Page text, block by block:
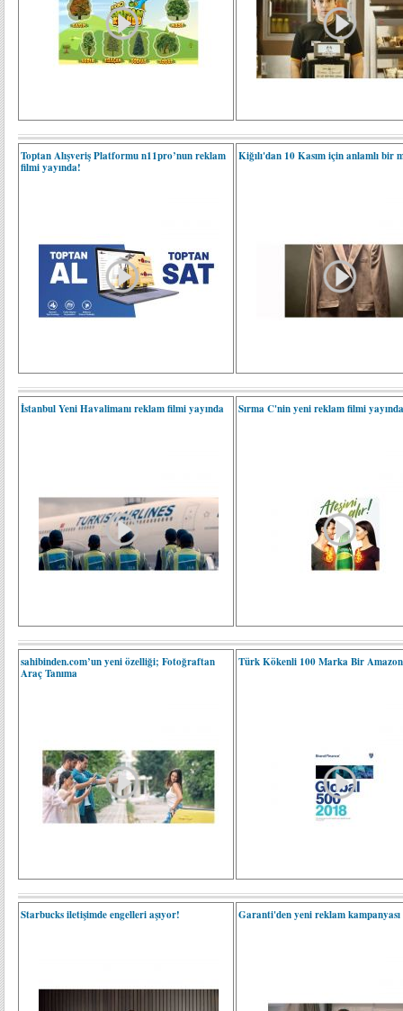
Toptan Alışveriş Platformu n11pro’nun reklam
filmi yayında!
Kiğılı'dan 10 Kasım için anlamlı bir
İstanbul Yeni Havalimanı reklam filmi yayında Sırma C'nin yeni reklam filmi
sahibinden.com’un yeni özelliği; Fotoğraftan
Araç Tanıma
Türk Kökenli 100 Marka Bir
Starbucks iletişimde engelleri aşıyor! Garanti'den yeni reklam kampanyası